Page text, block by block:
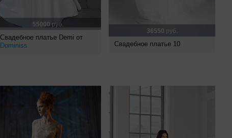
55000руб.
Свадебное платье Demi от
Dominiss
36550 руб.
Свадебное платье 10